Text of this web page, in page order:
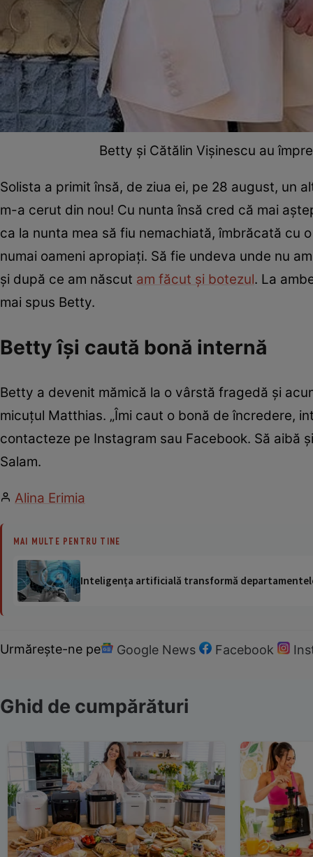
Betty și Cătălin Vișinescu au
Solista a primit însă, de ziua ei, pe 28 august, un
m-a cerut din nou! Cu nunta însă cred că mai
ca la nunta mea să fiu nemachiată, îmbrăcată cu
numai oameni apropiați. Să fie undeva unde nu
și după ce am născut am făcut și botezul. La
mai spus Betty.
Betty își caută bonă internă
Betty a devenit mămică la o vârstă fragedă și
micuțul Matthias. „Îmi caut o bonă de încredere,
contacteze pe Instagram sau Facebook. Să aibă
Salam.
Alina Erimia
MAI MULTE PENTRU TINE
Inteligența artificială transformă
Urmărește-ne pe Google News Facebook
Ghid de cumpărături